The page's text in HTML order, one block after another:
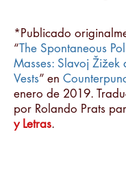
*Publicado
“The Spontaneous
Masses: Slavoj Žižek
Vests” en
enero de 2019.
por Rolando Prats
y Letras.